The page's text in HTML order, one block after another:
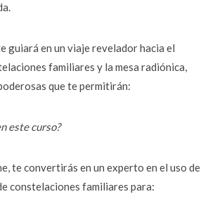
guiará en un viaje revelador hacia el
familiares y la mesa radiónica,
que te permitirán:
este curso?
te convertirás en un experto en el uso de
constelaciones familiares para: